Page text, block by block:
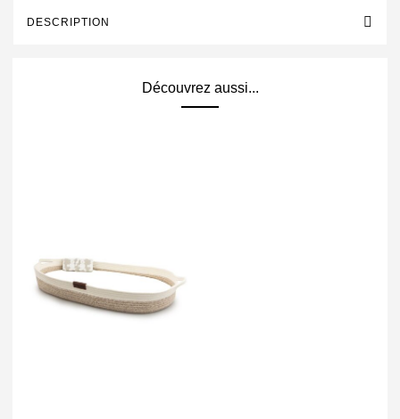
DESCRIPTION
Découvrez aussi...